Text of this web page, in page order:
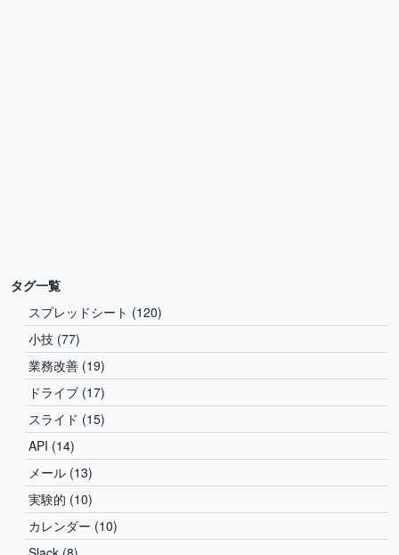
タグ一覧
スプレッドシート (120)
小技 (77)
業務改善 (19)
ドライブ (17)
スライド (15)
API (14)
メール (13)
実験的 (10)
カレンダー (10)